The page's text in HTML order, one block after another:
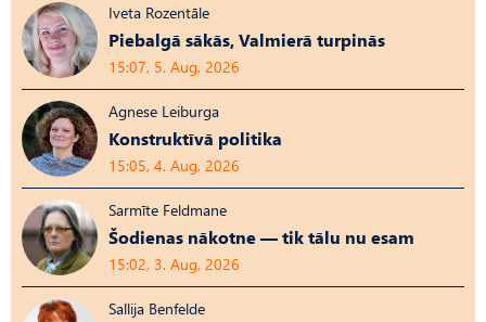
Iveta Rozentāle
Piebalgā sākās, Valmierā turpinās
15:07, 5. Aug, 2026
Agnese Leiburga
Konstruktīvā politika
15:05, 4. Aug, 2026
Sarmīte Feldmane
Šodienas nākotne — tik tālu nu esam
15:02, 3. Aug, 2026
Sallija Benfelde